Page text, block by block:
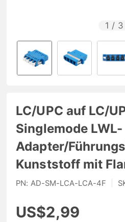
1 / 3
LC/UPC auf LC/
Singlemode LWL-
Adapter/
Kunststoff mit
PN: AD-SM-LCA-LCA-4F
US$2,99